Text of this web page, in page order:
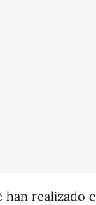
han realizado